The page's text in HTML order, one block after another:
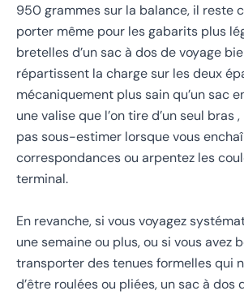
950 grammes sur la balance, il reste
porter même pour les gabarits plus
bretelles d’un sac à dos de voyage
répartissent la charge sur les deux
mécaniquement plus sain qu’un sac
une valise que l’on tire d’un seul bras
pas sous-estimer lorsque vous
correspondances ou arpentez les
terminal.
En revanche, si vous voyagez
une semaine ou plus, ou si vous avez
transporter des tenues formelles qui
d’être roulées ou pliées, un sac à dos